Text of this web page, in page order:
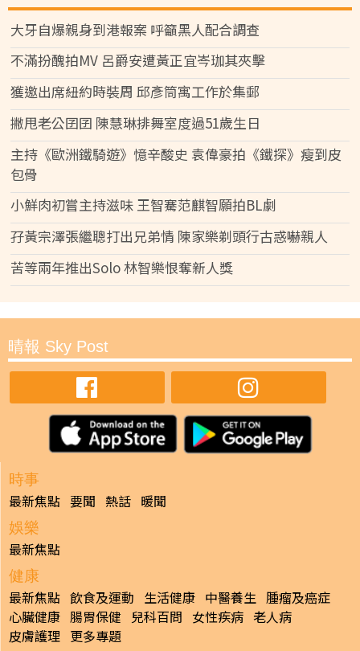
大牙自爆親身到港報案 呼籲黑人配合調查
不滿扮醜拍MV 呂爵安遭黃正宜岑珈其夾擊
獲邀出席紐約時裝周 邱彥筒寓工作於集郵
撇甩老公囝囝 陳慧琳排舞室度過51歲生日
主持《歐洲鐵騎遊》憶辛酸史 袁偉豪拍《鐵探》瘦到皮
包骨
小鮮肉初嘗主持滋味 王智騫范麒智願拍BL劇
孖黃宗澤張繼聰打出兄弟情 陳家樂剃頭行古惑嚇親人
苦等兩年推出Solo 林智樂恨奪新人獎
晴報 Sky Post
時事
最新焦點 要聞 熱話 暖聞
娛樂
最新焦點
健康
最新焦點 飲食及運動 生活健康 中醫養生 腫瘤及癌症
心臟健康 腸胃保健 兒科百問 女性疾病 老人病
皮膚護理 更多專題